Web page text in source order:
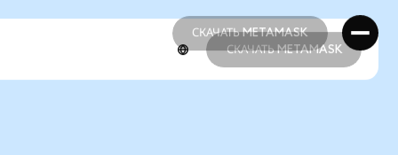
СКАЧАТЬ METAMASK
СКАЧАТЬ METAMASK
СКАЧАТЬ METAMASK